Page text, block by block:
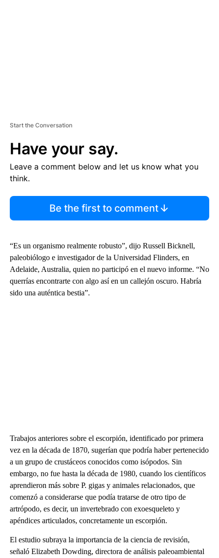
Start the Conversation
Have your say.
Leave a comment below and let us know what you
think.
Be the first to comment
“Es un organismo realmente robusto”, dijo Russell Bicknell,
paleobiólogo e investigador de la Universidad Flinders, en
Adelaide, Australia, quien no participó en el nuevo informe. “No
querrías encontrarte con algo así en un callejón oscuro. Habría
sido una auténtica bestia”.
Trabajos anteriores sobre el escorpión, identificado por primera
vez en la década de 1870, sugerían que podría haber pertenecido
a un grupo de crustáceos conocidos como isópodos. Sin
embargo, no fue hasta la década de 1980, cuando los científicos
aprendieron más sobre P. gigas y animales relacionados, que
comenzó a considerarse que podía tratarse de otro tipo de
artrópodo, es decir, un invertebrado con exoesqueleto y
apéndices articulados, concretamente un escorpión.
El estudio subraya la importancia de la ciencia de revisión,
señaló Elizabeth Dowding, directora de análisis paleoambiental